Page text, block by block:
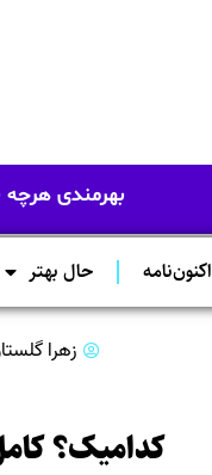
بهرمندی هرچه
اکنون‌نامه حال بهتر
زهرا
کدامیک؟